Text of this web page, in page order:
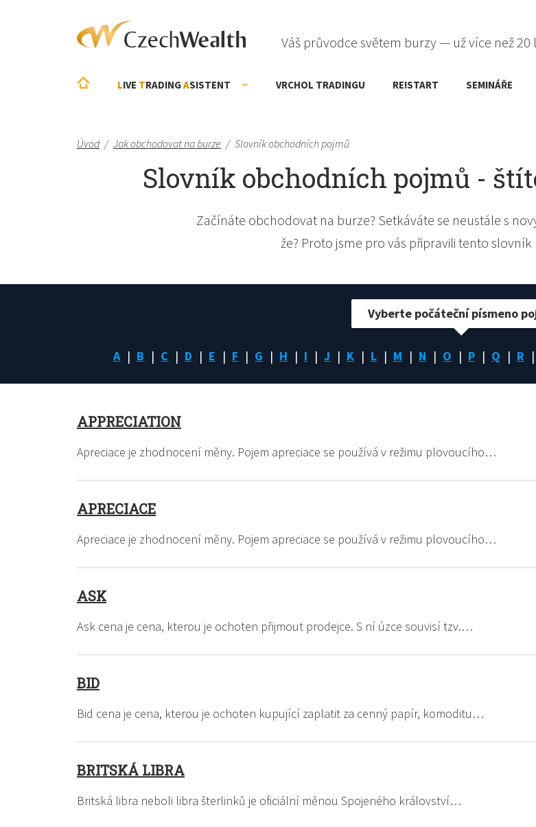
Váš průvodce světem burzy — už více než 20
LIVE TRADINGASISTENT VRCHOL TRADINGU RE!START SEMINÁŘE
Úvod / Jak obchodovat na burze / Slovník obchodních pojmů
Slovník obchodních pojmů -
Začínáte obchodovat na burze? Setkáváte se neustále s
že? Proto jsme pro vás připravili tento
A B C D E F G H I J K L M N O P Q R
Vyberte počáteční písmeno
APPRECIATION
Apreciace je zhodnocení měny. Pojem apreciace se používá v režimu plovoucího…
APRECIACE
Apreciace je zhodnocení měny. Pojem apreciace se používá v režimu plovoucího…
ASK
Ask cena je cena, kterou je ochoten přijmout prodejce. S ní úzce souvisí tzv.…
BID
Bid cena je cena, kterou je ochoten kupující zaplatit za cenný papír, komoditu…
BRITSKÁ LIBRA
Britská libra neboli libra šterlinků je oficiální měnou Spojeného království…